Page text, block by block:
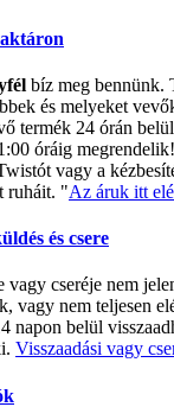
bíz meg bennünk.
és melyeket
termék 24 órán
óráig
vagy a
ruháit. "Az áruk itt
és csere
vagy cseréje nem
vagy nem teljesen
napon belül
Visszaadási vagy